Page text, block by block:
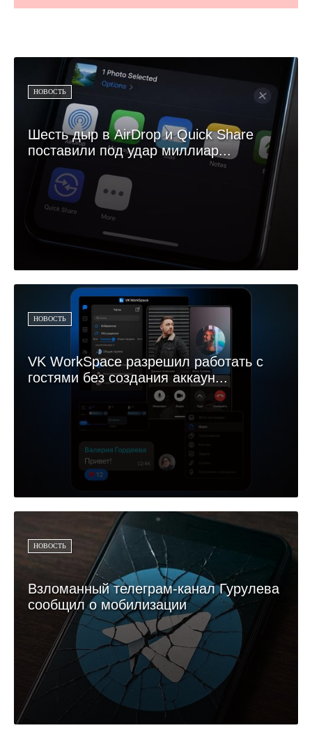
НОВОСТЬ
Шесть дыр в AirDrop и Quick Share
поставили под удар миллиар...
НОВОСТЬ
VK WorkSpace разрешил работать с
гостями без создания аккаун...
НОВОСТЬ
Взломанный телеграм-канал Гурулева
сообщил о мобилизации